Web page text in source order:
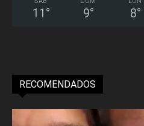
11 ° 9° 8°
RECOMENDADOS